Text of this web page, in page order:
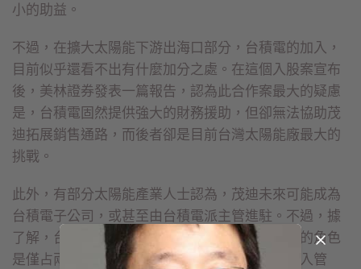
小的助益。
不過，在擴大太陽能下游出海口部分，台積電的加入，
目前似乎還看不出有什麼加分之處。在這個入股案宣布
後，美林證券發表一篇報告，認為此合作案最大的疑慮
是，台積電固然提供強大的財務援助，但卻無法協助茂
迪拓展銷售通路，而後者卻是目前台灣太陽能廠最大的
挑戰。
此外，有部分太陽能產業人士認為，茂迪未來可能成為
台積電子公司，或甚至由台積電派主管進駐。不過，據
了解，台積電希望維持茂迪的獨立發展，台積電的角色
是僅占兩席董事的大股東，並不會干涉或派員介入管